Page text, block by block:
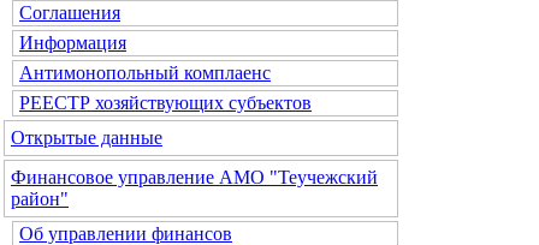
Соглашения
Информация
Антимонопольный комплаенс
РЕЕСТР хозяйствующих субъектов
Открытые данные
Финансовое управление АМО "Теучежский
район"
Об управлении финансов